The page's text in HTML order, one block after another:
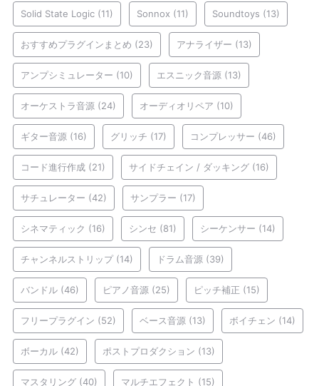
Solid State Logic (11) Sonnox (11) Soundtoys (13)
おすすめプラグインまとめ (23) アナライザー (13)
アンプシミュレーター (10) エスニック音源 (13)
オーケストラ音源 (24) オーディオリペア (10)
ギター音源 (16) グリッチ (17) コンプレッサー (46)
コード進行作成 (21) サイドチェイン / ダッキング (16)
サチュレーター (42) サンプラー (17)
シネマティック (16) シンセ (81) シーケンサー (14)
チャンネルストリップ(14) ドラム音源 (39)
バンドル (46) ピアノ音源 (25) ピッチ補正 (15)
フリープラグイン (52) ベース音源 (13) ボイチェン (14)
ボーカル (42) ポストプロダクション (13)
マスタリング (40) マルチエフェクト (15)